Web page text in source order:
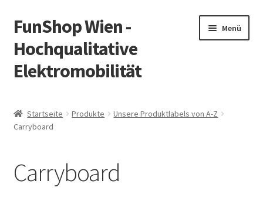
Zur
Navigation
springen
Zum
Inhalt
springen
FunShop Wien -
Hochqualitative
Elektromobilität
Menü
Informationen zur Rechtslage in Österreich
Über FunShop
Startseite Produkte
Unsere Produktlabels von A-Z
Carryboard
Carryboard